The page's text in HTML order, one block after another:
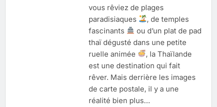
vous rêviez de plages
paradisiaques
, de temples
fascinants
ou d’un plat de pad
thaï dégusté dans une petite
ruelle animée
, la Thaïlande
est une destination qui fait
rêver. Mais derrière les images
de carte postale, il y a une
réalité bien plus…